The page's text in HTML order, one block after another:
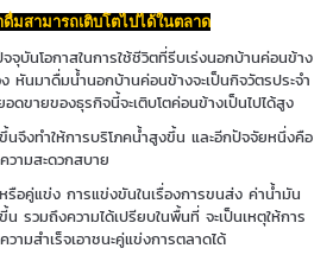
มสามารถเติบโตไปได้ในตลาด
จุบันโอกาสในการใช้ชีวิตที่รีบเร่งนอกบ้านค่อนข้าง
หันมาดื่มน้ำนอกบ้านค่อนข้างจะเป็นกิจวัตรประจำ
อดขายของธุรกิจนี้จะเติบโตค่อนข้างเป็นไปได้สูง
นจึงทำให้การบริโภคน้ำสูงขึ้น และอีกปัจจัยหนึ่งคือ
วามสะดวกสบาย
อคู่แข่ง การแข่งขันในเรื่องการขนส่ง ค่าน้ำมัน
รวมถึงความได้เปรียบในพื้นที่ จะเป็นเหตุให้การ
ามสำเร็จเอาชนะคู่แข่งการตลาดได้